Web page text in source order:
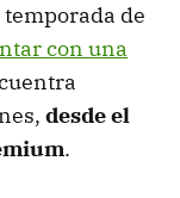
de
con una
desde el
.